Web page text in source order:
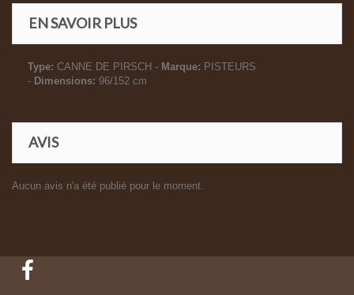
EN SAVOIR PLUS
Type: CANNE DE PIRSCH - Marque: PISTEURS
- Dimensions: 96/152 cm
AVIS
Aucun avis n'a été publié pour le moment.